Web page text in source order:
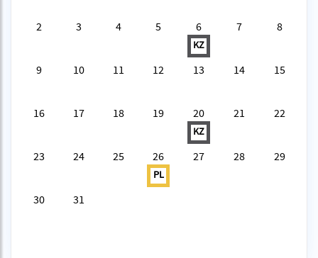
2 3 4 5 6
KZ
7 8
9 10 11 12 13 14 15
16 17 18 19 20
KZ
21 22
23 24 25 26
PL
27 28 29
30 31